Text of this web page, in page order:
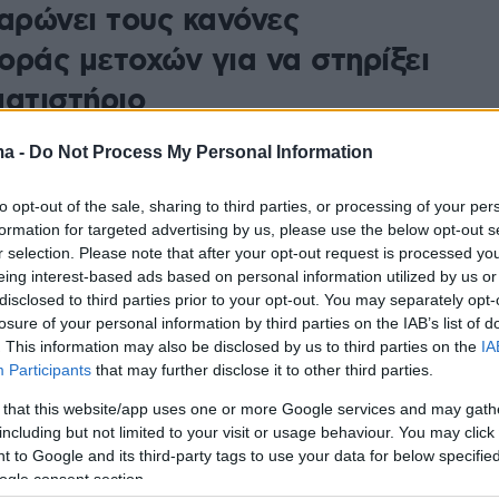
- Do Not Process My Personal Information
opt-out of the sale, sharing to third parties, or processing of your
for targeted advertising by us, please use the below opt-out
selection. Please note that after your opt-out request is processed
interest-based ads based on personal information utilized by us
to third parties prior to your opt-out. You may separately
of your personal information by third parties on the IAB’s list of
This information may also be disclosed by us to third parties on the
Participants that may further disclose it to other third parties.
that this website/app uses one or more Google services and may
but not limited to your visit or usage behaviour. You may
to Google and its third-party tags to use your data for below
consent section.
τους κανόνες
μετοχών για να στηρίξει
Ιμάμογλου προκάλεσε ισχυρές αναταράξεις στις
τη λίρα σε ιστορικό χαμηλό και τις αποδόσεις
ηρεμίας στο τουρκικό
μετά την «καταιγίδα»
Ιμάμογλου
χώρας ανακοίνωσαν μέτρα για τον περιορισμό της
που πυροδότησε η σύλληψη του κύριου πολιτικού
Ερντογάν
1